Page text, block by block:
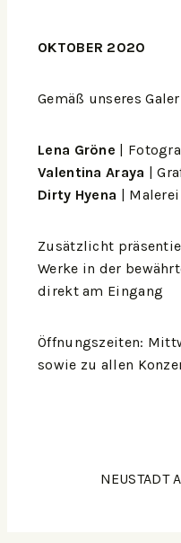
OKTOBER 2020
Gemäß unseres
Lena Gröne |
Valentina Araya |
Dirty Hyena |
Zusätzlicht
Werke in der
direkt am Eingang
Öffnungszeiten:
sowie zu allen
NEUSTADT